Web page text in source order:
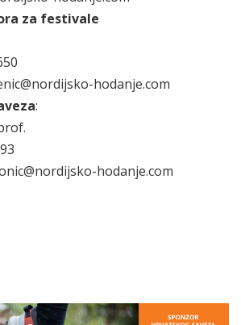
za festivale
hodanje.com
:
hodanje.com